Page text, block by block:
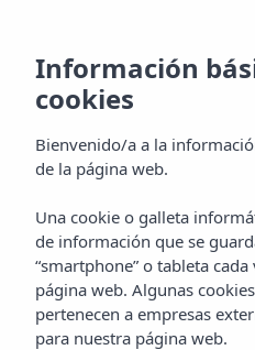
Información
cookies
Bienvenido/a a la
de la página web.
Una cookie o galleta
de información que se
“smartphone” o tableta
página web. Algunas
pertenecen a empresas
para nuestra página web.